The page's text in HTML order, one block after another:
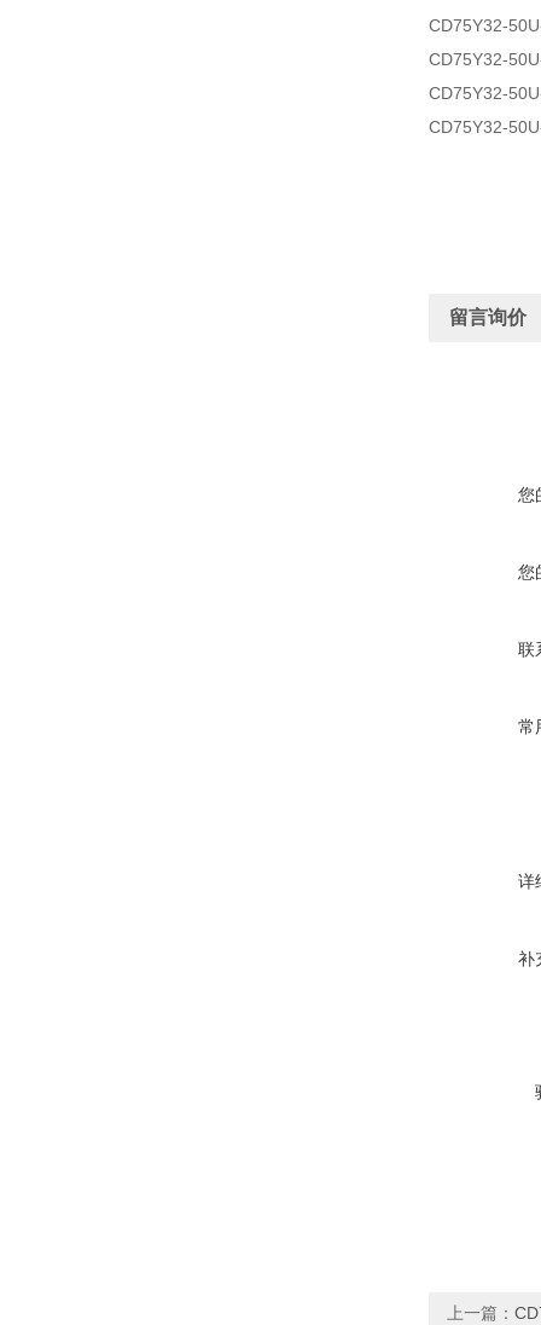
CD75Y32-
CD75Y32-
CD75Y32-
CD75Y32-
留言询价
您
您
联
常
详
补
上一篇：